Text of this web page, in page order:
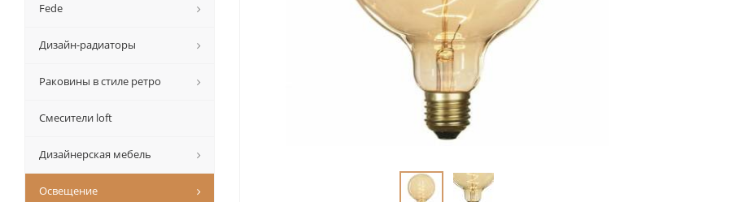
Fede
Дизайн-радиаторы
Раковины в стиле ретро
Смесители loft
Дизайнерская мебель
Освещение